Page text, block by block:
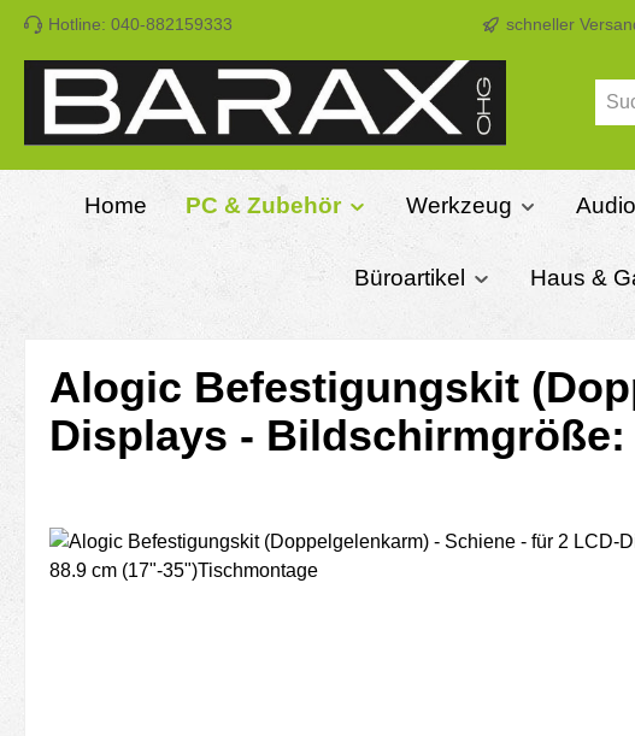
Hauptinhalt springen
Zur Suche springen
Zur Hauptnavigation springen
Hotline: 040-882159333 schneller
Home PC & Zubehör Werkzeug
Büroartikel Haus &
Alogic Befestigungskit
Displays - Bildschirmgröße:
Bildergalerie überspringen